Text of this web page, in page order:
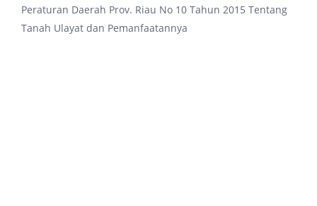
Peraturan Daerah Prov. Riau No 10 Tahun 2015 Tentang
Tanah Ulayat dan Pemanfaatannya